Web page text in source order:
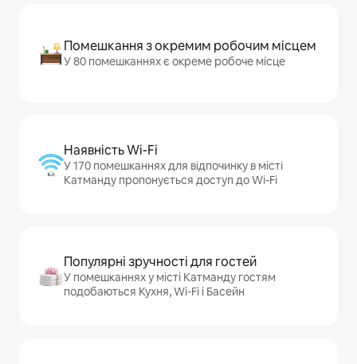
Помешкання з окремим робочим місцем
У 80 помешканнях є окреме робоче місце
Наявність Wi-Fi
У 170 помешканнях для відпочинку в місті
Катманду пропонується доступ до Wi-Fi
Популярні зручності для гостей
У помешканнях у місті Катманду гостям
подобаються Кухня, Wi-Fi і Басейн